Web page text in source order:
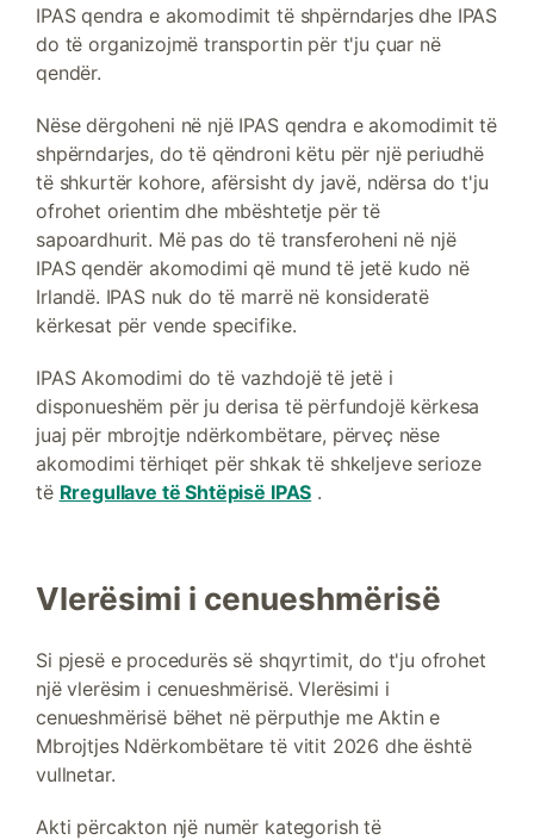
IPAS qendra e akomodimit të shpërndarjes dhe IPAS
do të organizojmë transportin për t'ju çuar në
qendër.
Nëse dërgoheni në një IPAS qendra e akomodimit të
shpërndarjes, do të qëndroni këtu për një periudhë
të shkurtër kohore, afërsisht dy javë, ndërsa do t'ju
ofrohet orientim dhe mbështetje për të
sapoardhurit. Më pas do të transferoheni në një
IPAS qendër akomodimi që mund të jetë kudo në
Irlandë. IPAS nuk do të marrë në konsideratë
kërkesat për vende specifike.
IPAS Akomodimi do të vazhdojë të jetë i
disponueshëm për ju derisa të përfundojë kërkesa
juaj për mbrojtje ndërkombëtare, përveç nëse
akomodimi tërhiqet për shkak të shkeljeve serioze
të Rregullave të Shtëpisë IPAS .
Vlerësimi i cenueshmërisë
Si pjesë e procedurës së shqyrtimit, do t'ju ofrohet
një vlerësim i cenueshmërisë. Vlerësimi i
cenueshmërisë bëhet në përputhje me Aktin e
Mbrojtjes Ndërkombëtare të vitit 2026 dhe është
vullnetar.
Akti përcakton një numër kategorish të